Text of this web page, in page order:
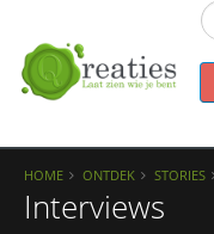
HOME ONTDEK STORIES
Interviews